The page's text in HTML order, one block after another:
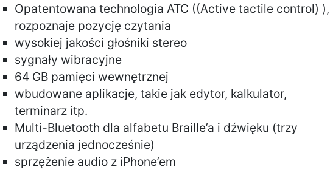
Opatentowana technologia ATC ((Active tactile control) ),
rozpoznaje pozycję czytania
wysokiej jakości głośniki stereo
sygnały wibracyjne
64 GB pamięci wewnętrznej
wbudowane aplikacje, takie jak edytor, kalkulator,
terminarz itp.
Multi-Bluetooth dla alfabetu Braille’a i dźwięku (trzy
urządzenia jednocześnie)
sprzężenie audio z iPhone’em